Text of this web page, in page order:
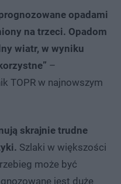
opadami
na trzeci. Opadom
wiatr, w wyniku
–
TOPR w najnowszym
skrajnie trudne
Szlaki w większości
może być
jest duże